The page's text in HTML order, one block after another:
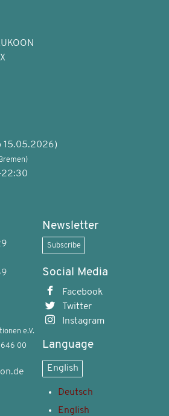
15.05.2026)
e.V.
00
Newsletter
Subscribe
Social Media
Facebook
Twitter
Instagram
Language
English
Deutsch
English